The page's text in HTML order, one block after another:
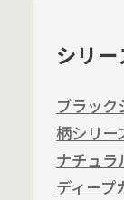
シリー
ブラック
柄シリー
ナチュラ
ディープ